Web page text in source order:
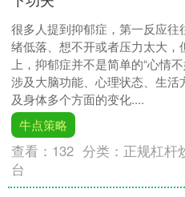
很多人提到抑郁症，第一反应往
绪低落、想不开或者压力太大，
上，抑郁症并不是简单的“心情
涉及大脑功能、心理状态、生活
及身体多个方面的变化....
牛点策略
查看： 132 分类： 正规杠杆
台